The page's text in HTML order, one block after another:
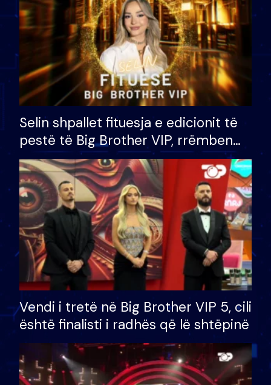
Selin shpallet fituesja e edicionit të
pestë të Big Brother VIP, rrëmben
çmimin e madh prej 100 mijë eurosh
Vendi i tretë në Big Brother VIP 5, cili
është finalisti i radhës që lë shtëpinë